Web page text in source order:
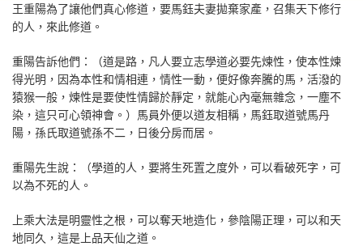
王重陽為了讓他們真心修道，要馬鈺夫妻拋棄家產，召集天下修行
的人，來此修道。
重陽告訴他們：（道是路，凡人要立志學道必要先煉性，使本性煉
得光明，因為本性和情相連，情性一動，便好像奔騰的馬，活潑的
猿猴一般，煉性是要使性情歸於靜定，就能心內毫無雜念，一塵不
染，這只可心領神會。）馬員外便以道友相稱，馬鈺取道號馬丹
陽，孫氏取道號孫不二，日後分房而居。
重陽先生說：（學道的人，要將生死置之度外，可以看破死字，可
以為不死的人。
上乘大法是明靈性之根，可以奪天地造化，參陰陽正理，可以和天
地同久，這是上品天仙之道。